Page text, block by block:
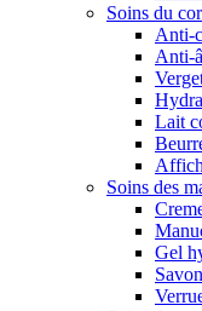
Soins du
Anti-
Anti-
Lait
Soins des
Gel